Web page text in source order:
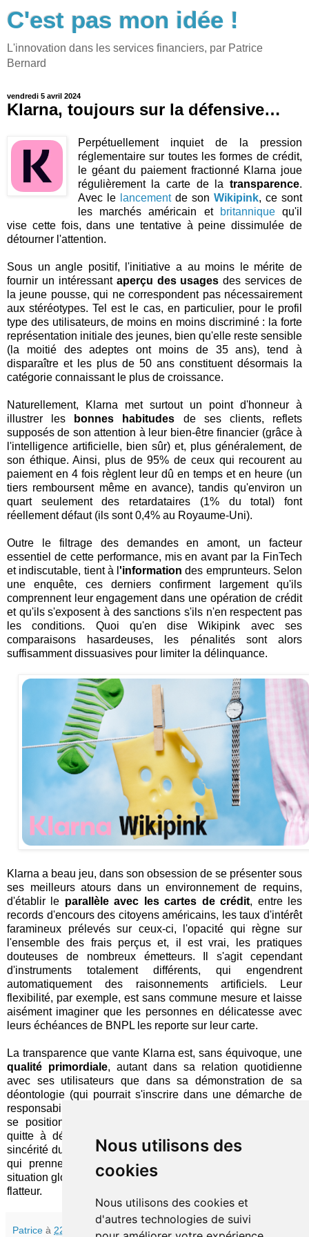
Nous utilisons des
cookies
Nous utilisons des cookies et
d'autres technologies de suivi
C'est pas mon idée !
L'innovation dans les services financiers, par Patrice
Bernard
vendredi 5 avril 2024
Klarna, toujours sur la défensive…
Perpétuellement inquiet de la pression
réglementaire sur toutes les formes de crédit,
le géant du paiement fractionné Klarna joue
régulièrement la carte de la transparence.
Avec le lancementde son Wikipink, ce sont
les marchés américain et
britanniquequ'il
vise cette fois, dans une tentative à peine dissimulée de
détourner l'attention.
Sous un angle positif, l'initiative a au moins le mérite de
fournir un intéressant aperçu des usagesdes services de
la jeune pousse, qui ne correspondent pas nécessairement
aux stéréotypes. Tel est le cas, en particulier, pour le profil
type des utilisateurs, de moins en moins discriminé : la forte
représentation initiale des jeunes, bien qu'elle reste sensible
(la moitié des adeptes ont moins de 35 ans), tend à
disparaître et les plus de 50 ans constituent désormais la
catégorie connaissant le plus de croissance.
Naturellement, Klarna met surtout un point d'honneur à
illustrer les
bonnes habitudes de ses clients, reflets
supposés de son attention à leur bien-être financier (grâce à
l'intelligence artificielle, bien sûr) et, plus généralement, de
son éthique. Ainsi, plus de 95% de ceux qui recourent au
paiement en 4 fois règlent leur dû en temps et en heure (un
tiers remboursent même en avance), tandis qu'environ un
quart seulement des retardataires (1% du total) font
réellement défaut (ils sont 0,4% au Royaume-Uni).
Outre le filtrage des demandes en amont, un facteur
essentiel de cette performance, mis en avant par la FinTech
et indiscutable, tient à l'information des emprunteurs. Selon
une enquête, ces derniers confirment largement qu'ils
comprennent leur engagement dans une opération de crédit
et qu'ils s'exposent à des sanctions s'ils n'en respectent pas
les conditions. Quoi qu'en dise Wikipink avec ses
comparaisons hasardeuses, les pénalités sont alors
suffisamment dissuasives pour limiter la délinquance.
Klarna a beau jeu, dans son obsession de se présenter sous
ses meilleurs atours dans un environnement de requins,
d'établir le parallèle avec les cartes de crédit, entre les
records d'encours des citoyens américains, les taux d'intérêt
faramineux prélevés sur ceux-ci, l'opacité qui règne sur
l'ensemble des frais perçus et, il est vrai, les pratiques
douteuses de nombreux émetteurs. Il s'agit cependant
d'instruments totalement différents, qui engendrent
automatiquement des raisonnements artificiels. Leur
flexibilité, par exemple, est sans commune mesure et laisse
aisément imaginer que les personnes en délicatesse avec
leurs échéances de BNPL les reporte sur leur carte.
La transparence que vante Klarna est, sans équivoque, une
qualité primordiale, autant dans sa relation quotidienne
avec ses utilisateurs que dans sa démonstration de sa
déontologie (qui pourrait s'inscrire dans une démarche de
responsabilité sociale). Malheureusement, son insistance à
se positionner par rapport à des concurrents présumés,
quitte à déformer un peu la réalité, nuit gravement à la
sincérité du geste. Surtout quand des acteurs indépendants,
qui prennent du recul sur leur analyse et observent la
situation globale des populations, dressent un portrait moins
flatteur.
Patrice à 22:30